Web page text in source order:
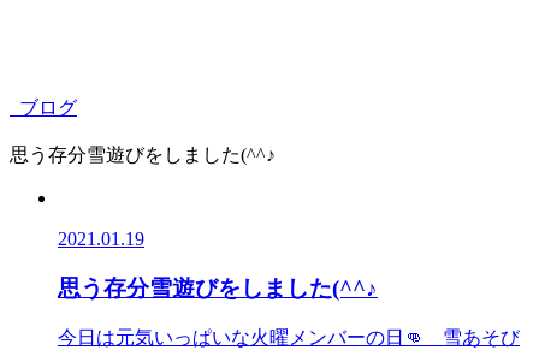
ブログ
思う存分雪遊びをしました(^^♪
2021.01.19
思う存分雪遊びをしました(^^♪
今日は元気いっぱいな火曜メンバーの日👊 雪あそび